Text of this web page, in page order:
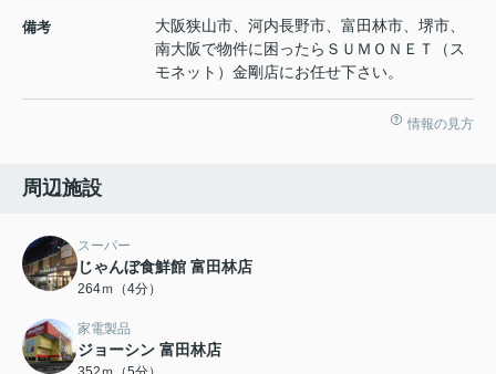
備考
大阪狭山市、河内長野市、富田林市、堺市、
南大阪で物件に困ったらＳＵＭＯＮＥＴ（ス
モネット）金剛店にお任せ下さい。
情報の見方
周辺施設
スーパー
じゃんぼ食鮮館 富田林店
264ｍ（4分）
家電製品
ジョーシン 富田林店